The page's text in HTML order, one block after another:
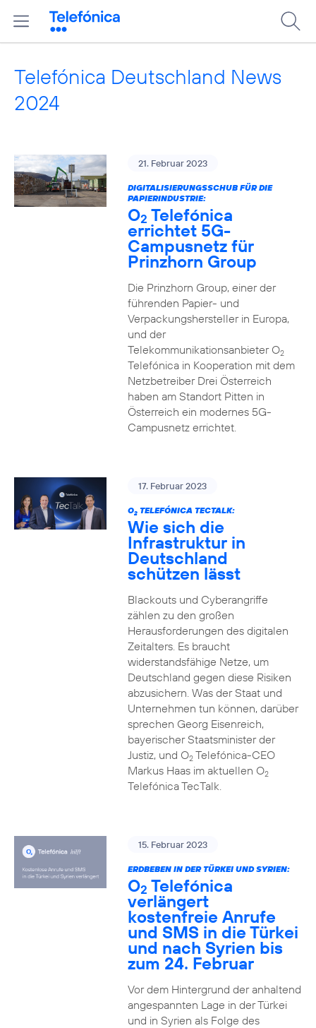
Telefónica Deutschland News
2024
21. Februar 2023
DIGITALISIERUNGSSCHUB FÜR DIE
PAPIERINDUSTRIE:
O2 Telefónica
errichtet 5G-
Campusnetz für
Prinzhorn Group
Die Prinzhorn Group, einer der
führenden Papier- und
Verpackungshersteller in Europa,
und der
Telekommunikationsanbieter O2
Telefónica in Kooperation mit dem
Netzbetreiber Drei Österreich
haben am Standort Pitten in
Österreich ein modernes 5G-
Campusnetz errichtet.
17. Februar 2023
O2TELEFÓNICA TECTALK:
Wie sich die
Infrastruktur in
Deutschland
schützen lässt
Blackouts und Cyberangriffe
zählen zu den großen
Herausforderungen des digitalen
Zeitalters. Es braucht
widerstandsfähige Netze, um
Deutschland gegen diese Risiken
abzusichern. Was der Staat und
Unternehmen tun können, darüber
sprechen Georg Eisenreich,
bayerischer Staatsminister der
Justiz, und O2Telefónica-CEO
Markus Haas im aktuellen O2
Telefónica TecTalk.
15. Februar 2023
ERDBEBEN IN DER TÜRKEI UND SYRIEN:
O2 Telefónica
verlängert
kostenfreie Anrufe
und SMS in die Türkei
und nach Syrien bis
zum 24. Februar
Vor dem Hintergrund der anhaltend
angespannten Lage in der Türkei
und in Syrien als Folge des